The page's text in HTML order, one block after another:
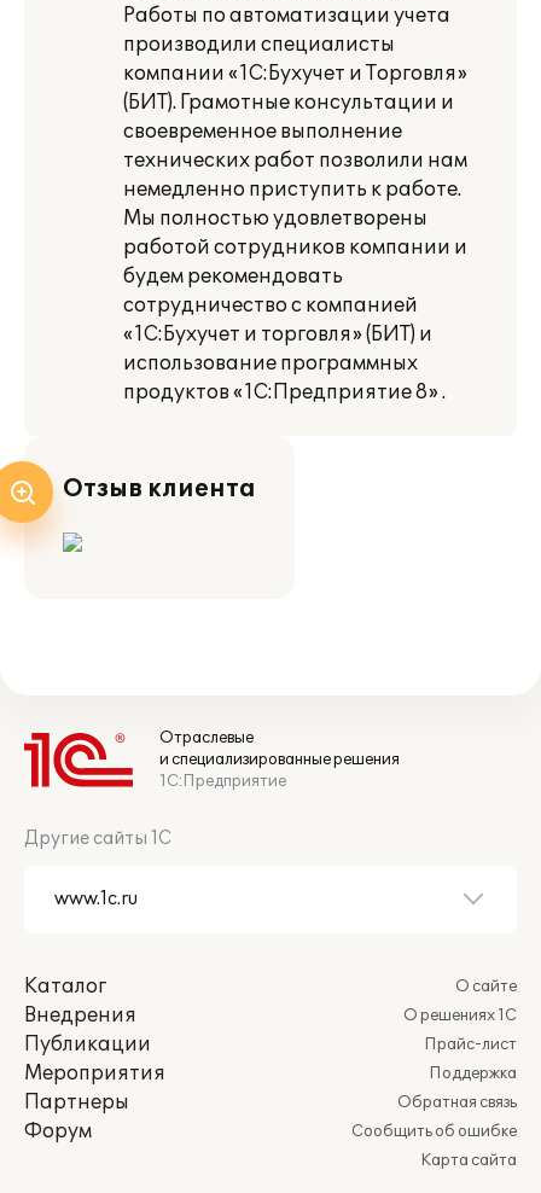
Работы по автоматизации учета
производили специалисты
компании «1С:Бухучет и Торговля»
(БИТ). Грамотные консультации и
своевременное выполнение
технических работ позволили нам
немедленно приступить к работе.
Мы полностью удовлетворены
работой сотрудников компании и
будем рекомендовать
сотрудничество с компанией
«1С:Бухучет и торговля» (БИТ) и
использование программных
продуктов «1С:Предприятие 8» .
Отзыв клиента
Отраслевые
и специализированные решения
1С:Предприятие
Другие сайты 1С
Каталог
Внедрения
Публикации
Мероприятия
Партнеры
Форум
О сайте
О решениях 1С
Прайс-лист
Поддержка
Обратная связь
Сообщить об ошибке
Карта сайта